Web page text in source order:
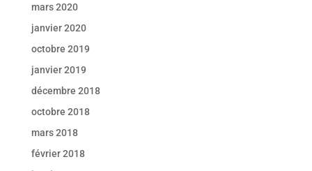
mars 2020
janvier 2020
octobre 2019
janvier 2019
décembre 2018
octobre 2018
mars 2018
février 2018